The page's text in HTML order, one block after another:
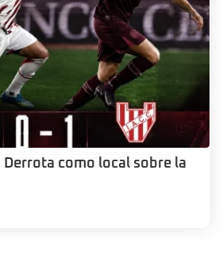
Derrota como local sobre la